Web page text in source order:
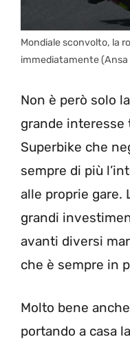
Mondiale sconvolto, la
immediatamente
Non è però solo la
grande interesse
Superbike che
sempre di più
alle proprie gare.
grandi
avanti diversi
che è sempre in
Molto bene
portando a casa la